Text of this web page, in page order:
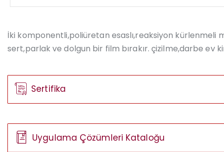
İki komponentli,poliüretan esaslı,reaksiyon kürlenmeli
sert,parlak ve dolgun bir film bırakır. çizilme,darbe ev
Sertifika
Uygulama Çözümleri Kataloğu